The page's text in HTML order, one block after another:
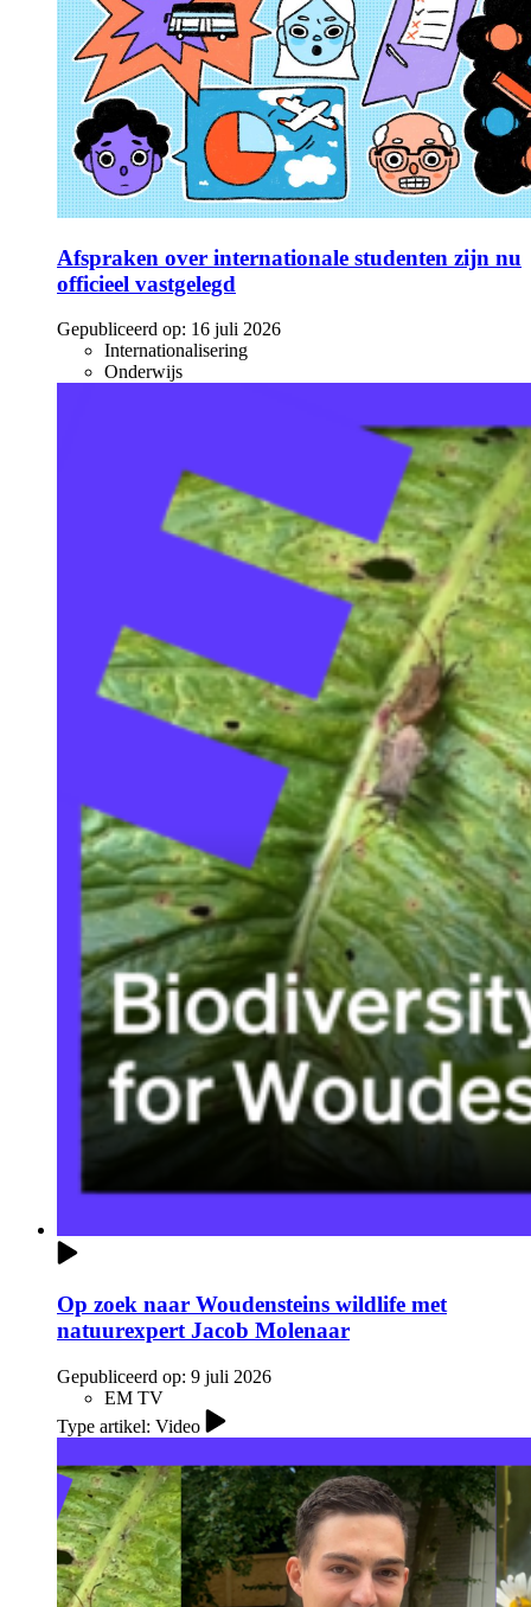
Afspraken over internationale studenten zijn nu
officieel vastgelegd
Gepubliceerd op: 16 juli 2026
Internationalisering
Onderwijs
Op zoek naar Woudensteins wildlife met
natuurexpert Jacob Molenaar
Gepubliceerd op: 9 juli 2026
EM TV
Type artikel: Video